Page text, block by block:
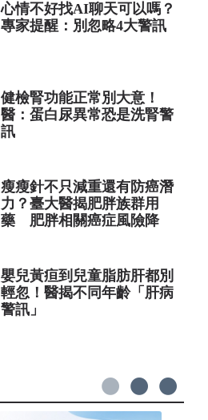
心情不好找AI聊天可以嗎？
專家提醒：別忽略4大警訊
健檢腎功能正常別大意！
醫：蛋白尿異常恐是洗腎警
訊
瘦瘦針不只減重還有防癌潛
力？臺大醫揭肥胖族群用
藥 肥胖相關癌症風險降
嬰兒黃疸到兒童脂肪肝都別
輕忽！醫揭不同年齡「肝病
警訊」